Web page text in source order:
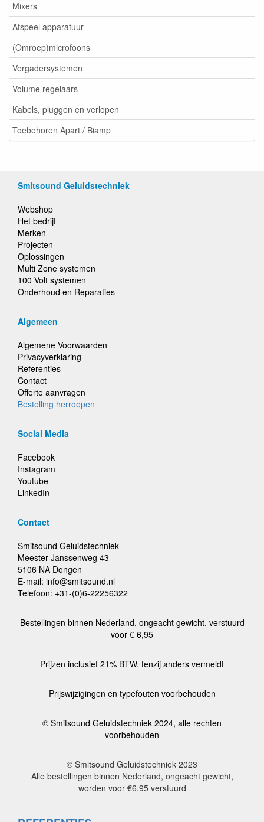
Mixers
Afspeel apparatuur
(Omroep)microfoons
Vergadersystemen
Volume regelaars
Kabels, pluggen en verlopen
Toebehoren Apart / Biamp
Smitsound Geluidstechniek
Webshop
Het bedrijf
Merken
Projecten
Oplossingen
Multi Zone systemen
100 Volt systemen
Onderhoud en Reparaties
Algemeen
Algemene Voorwaarden
Privacyverklaring
Referenties
Contact
Offerte aanvragen
Bestelling herroepen
Social Media
Facebook
Instagram
Youtube
LinkedIn
Contact
Smitsound Geluidstechniek
Meester Janssenweg 43
5106 NA Dongen
E-mail: info@smitsound.nl
Telefoon: +31-(0)6-22256322
Bestellingen binnen Nederland, ongeacht gewicht, verstuurd
voor € 6,95
Prijzen inclusief 21% BTW, tenzij anders vermeldt
Prijswijzigingen en typefouten voorbehouden
© Smitsound Geluidstechniek 2024, alle rechten
voorbehouden
© Smitsound Geluidstechniek 2023
Alle bestellingen binnen Nederland, ongeacht gewicht,
worden voor €6,95 verstuurd